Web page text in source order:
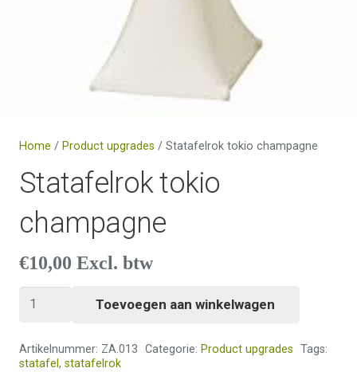
Home / Product upgrades / Statafelrok tokio champagne
Statafelrok tokio
champagne
€10,00 Excl. btw
Statafelrok
champagne
aantal
Toevoegen aan winkelwagen
Artikelnummer: ZA.013 Categorie: Product upgrades Tags:
statafel , statafelrok